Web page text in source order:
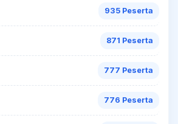
935 Peserta
871 Peserta
777 Peserta
776 Peserta